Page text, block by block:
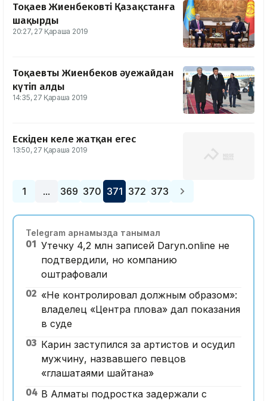
Тоқаев Жиенбековті Қазақстанға
шақырды
20:27, 27 Қараша 2019
Тоқаевты Жиенбеков әуежайдан
күтіп алды
14:35, 27 Қараша 2019
Ескіден келе жатқан егес
13:50, 27 Қараша 2019
1 … 369 370 371 372 373
Telegram арнамызда танымал
01 Утечку 4,2 млн записей Daryn.online не
подтвердили, но компанию
оштрафовали
02 «Не контролировал должным образом»:
владелец «Центра плова» дал показания
в суде
03 Карин заступился за артистов и осудил
мужчину, назвавшего певцов
«глашатаями шайтана»
04 В Алматы подростка задержали с